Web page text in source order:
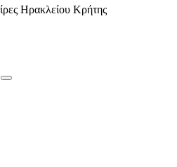
Ηρακλείου Κρήτης